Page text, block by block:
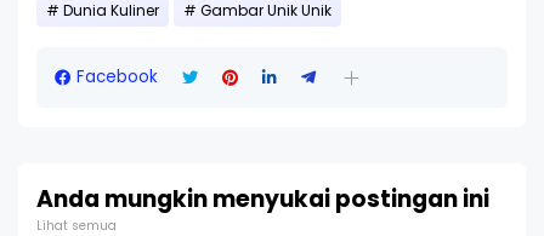
Dunia Kuliner Gambar Unik Unik
Facebook
Anda mungkin menyukai postingan ini
Lihat semua